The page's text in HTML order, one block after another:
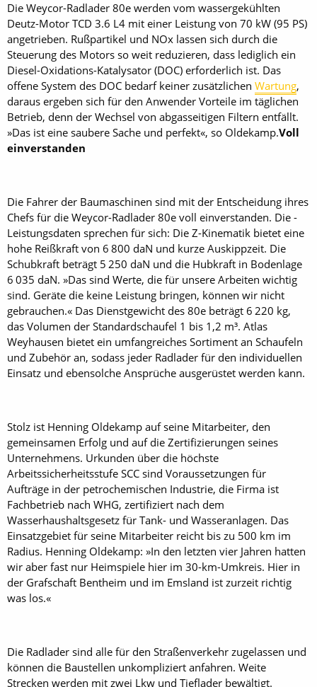
Die Weycor-Radlader 80e werden vom wassergekühlten
Deutz-Motor TCD 3.6 L4 mit einer Leistung von 70 kW (95 PS)
angetrieben. Rußpartikel und NOx lassen sich durch die
Steuerung des Motors so weit reduzieren, dass lediglich ein
Diesel-Oxidations-Katalysator (DOC) erforderlich ist. Das
offene System des DOC bedarf keiner zusätzlichen Wartung,
daraus ergeben sich für den Anwender Vorteile im täglichen
Betrieb, denn der Wechsel von abgasseitigen Filtern entfällt.
»Das ist eine saubere Sache und perfekt«, so Oldekamp.Voll
einverstanden
Die Fahrer der Baumaschinen sind mit der Entscheidung ihres
Chefs für die Weycor-Radlader 80e voll einverstanden. Die ­
Leistungsdaten sprechen für sich: Die Z-Kinematik bietet eine
­hohe Reißkraft von 6 800 daN und kurze Auskippzeit. Die
Schubkraft beträgt 5 250 daN und die Hubkraft in Bodenlage
6 035 daN. »Das sind Werte, die für unsere Arbeiten wichtig
sind. Geräte die keine Leistung bringen, können wir nicht
gebrauchen.« Das Dienstgewicht des 80e beträgt 6 220 kg,
das Volumen der Standardschaufel 1 bis 1,2 m³. Atlas
Weyhausen bietet ein umfangreiches Sortiment an Schaufeln
und Zubehör an, sodass jeder Radlader für den individuellen
Einsatz und ebensolche Ansprüche ausgerüstet werden kann.
Stolz ist Henning Oldekamp auf seine Mitarbeiter, den
gemeinsamen Erfolg und auf die Zertifizierungen seines
Unternehmens. Urkunden über die höchste
Arbeitssicherheitsstufe SCC sind Voraussetzungen für
Aufträge in der petrochemischen Industrie, die Firma ist
Fachbetrieb nach WHG, zertifiziert nach dem
Wasserhaushaltsgesetz für Tank- und Wasseranlagen. Das
Einsatzgebiet für seine Mitarbeiter reicht bis zu 500 km im
Radius. Henning Oldekamp: »In den letzten vier Jahren hatten
wir aber fast nur Heimspiele hier im 30-km-Umkreis. Hier in
der Grafschaft Bentheim und im Emsland ist zurzeit richtig
was los.«
Die Radlader sind alle für den Straßenverkehr zugelassen und
können die Baustellen unkompliziert anfahren. Weite
Strecken werden mit zwei Lkw und Tieflader bewältigt.